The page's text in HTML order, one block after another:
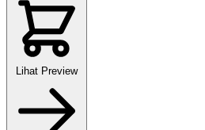
Lihat Preview